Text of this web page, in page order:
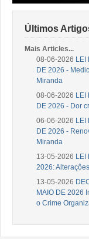
Últimos
Mais Articles...
08-06-2026 LEI
DE 2026 -
Miranda
08-06-2026 LEI
DE 2026 - Dor
06-06-2026 LEI
DE 2026 -
Miranda
13-05-2026 LEI
2026:
13-05-2026
MAIO DE 2026
o Crime